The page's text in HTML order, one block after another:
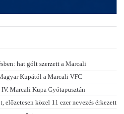
hat gólt szerzett a Marcali
Kupától a Marcali VFC
Marcali Kupa Gyótapusztán
előzetesen közel 11 ezer nevezés érkezett